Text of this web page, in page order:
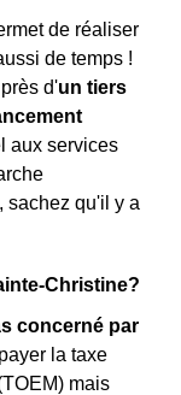
de réaliser
de temps !
d'un tiers
aux services
, sachez qu'il y a
Christine?
concerné par
la taxe
mais